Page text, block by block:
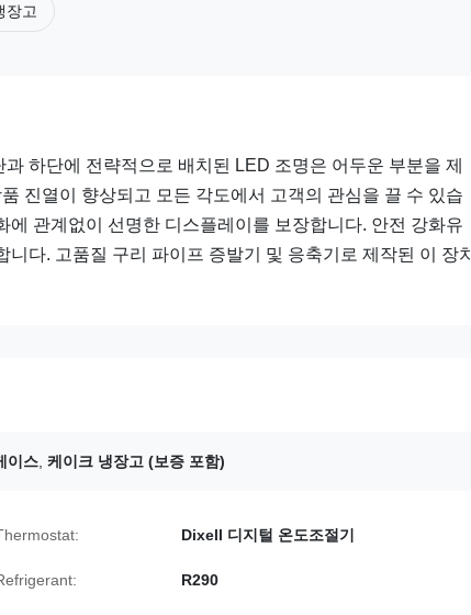
장고
하단에 전략적으로 배치된 LED 조명은 어두운 부분을 제
진열이 향상되고 모든 각도에서 고객의 관심을 끌 수 있습
관계없이 선명한 디스플레이를 보장합니다. 안전 강화유
다. 고품질 구리 파이프 증발기 및 응축기로 제작된 이 장치
이스 케이크 냉장고 (보증 포함)
Dixell 디지털 온도조절기
R290